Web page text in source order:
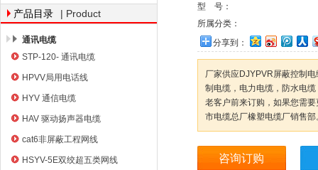
产品目录 | Product
通讯电缆
STP-120- 通讯电缆
HPVV局用电话线
HYV 通信电缆
HAV 驱动扬声器电缆
cat6非屏蔽工程网线
HSYV-5E双绞超五类网线
型 号：
所属分类：
分享到：
厂家供应DJYPVR屏蔽控制
制电缆，电力电缆，防水电
老客户前来订购，如果您需
市电缆总厂橡塑电缆厂销售部
咨询订购